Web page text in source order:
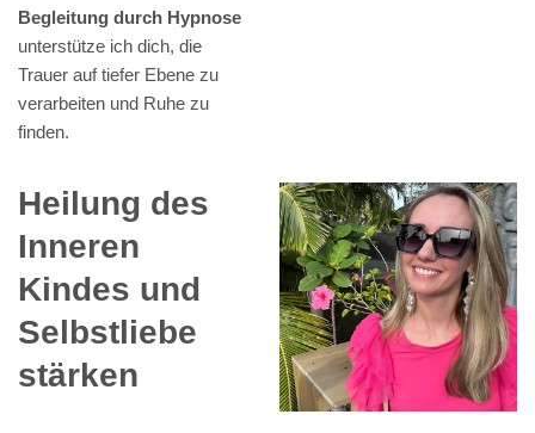
Begleitung durch Hypnose
unterstütze ich dich, die
Trauer auf tiefer Ebene zu
verarbeiten und Ruhe zu
finden.
Heilung des
Inneren
Kindes und
Selbstliebe
stärken